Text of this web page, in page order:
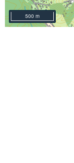
500 m